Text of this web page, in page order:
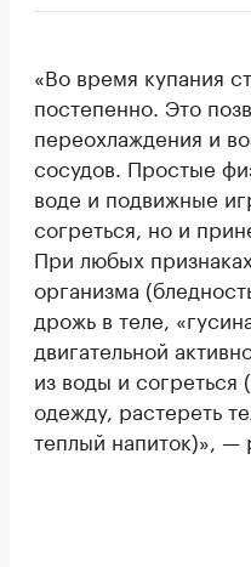
«Во время купания
постепенно. Это
переохлаждения и
сосудов. Простые
воде и подвижные
согреться, но и
При любых
организма
дрожь в теле,
двигательной
из воды и согреться
одежду, растереть
теплый напиток)», —